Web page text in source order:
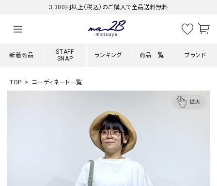
3,300円以上（税込）のご購入で全品送料無料
新着商品
STAFF
SNAP
ランキング 商品一覧 ブランド
TOP コーディネート一覧